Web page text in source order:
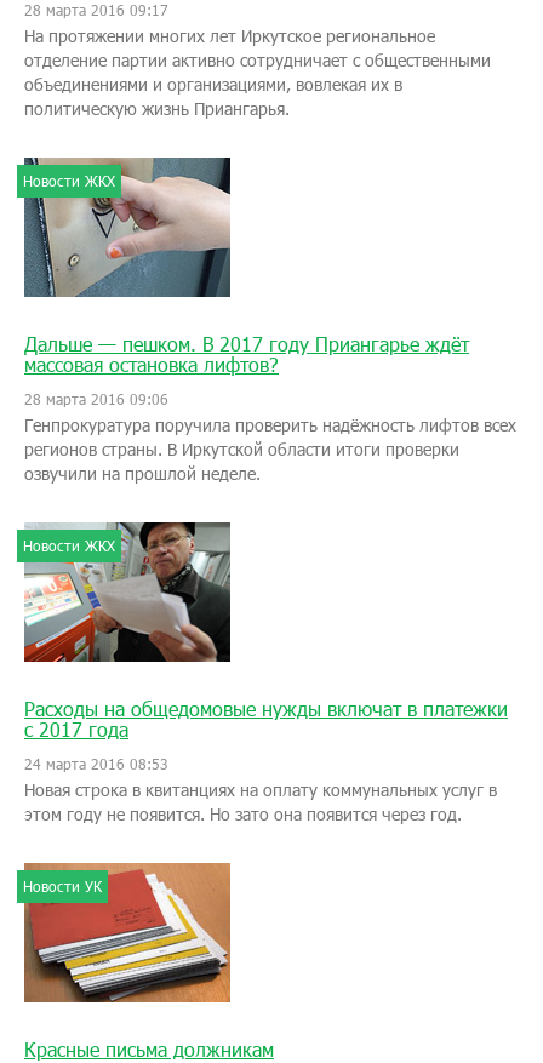
28 марта 2016 09:17
На протяжении многих лет Иркутское региональное
отделение партии активно сотрудничает с общественными
объединениями и организациями, вовлекая их в
политическую жизнь Приангарья.
Новости ЖКХ
Дальше — пешком. В 2017 году Приангарье ждёт
массовая остановка лифтов?
28 марта 2016 09:06
Генпрокуратура поручила проверить надёжность лифтов всех
регионов страны. В Иркутской области итоги проверки
озвучили на прошлой неделе.
Новости ЖКХ
Расходы на общедомовые нужды включат в платежки
с 2017 года
24 марта 2016 08:53
Новая строка в квитанциях на оплату коммунальных услуг в
этом году не появится. Но зато она появится через год.
Новости УК
Красные письма должникам